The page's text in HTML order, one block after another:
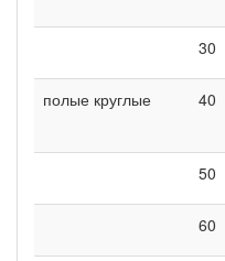
30
полые круглые 40
50
60